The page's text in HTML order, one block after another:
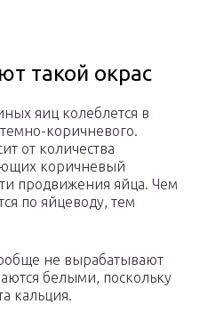
такой окрас
яиц колеблется в
коричневого.
от количества
коричневый
продвижения яйца. Чем
по яйцеводу, тем
не вырабатывают
белыми, поскольку
кальция.